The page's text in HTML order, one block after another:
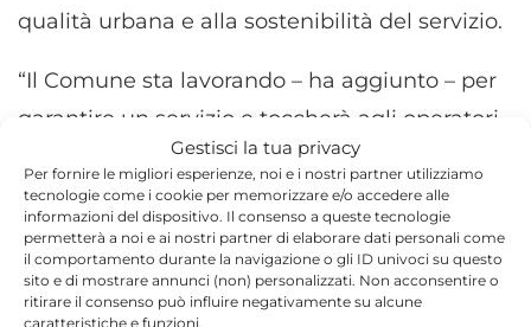
Gestisci la tua privacy
Per fornire le migliori esperienze, noi e i nostri partner utilizziamo
tecnologie come i cookie per memorizzare e/o accedere alle
informazioni del dispositivo. Il consenso a queste tecnologie
permetterà a noi e ai nostri partner di elaborare dati personali come
il comportamento durante la navigazione o gli ID univoci su questo
sito e di mostrare annunci (non) personalizzati. Non acconsentire o
ritirare il consenso può influire negativamente su alcune
caratteristiche e funzioni.
qualità urbana e alla sostenibilità del servizio.
“Il Comune sta lavorando – ha aggiunto – per
garantire un servizio e toccherà agli operatori
adoperarsi per rendere Scicli un esempio di
buona amministrazione ambientale. A breve
saranno comunicate le modalità per
richiedere la tessera e i criteri di accesso”.